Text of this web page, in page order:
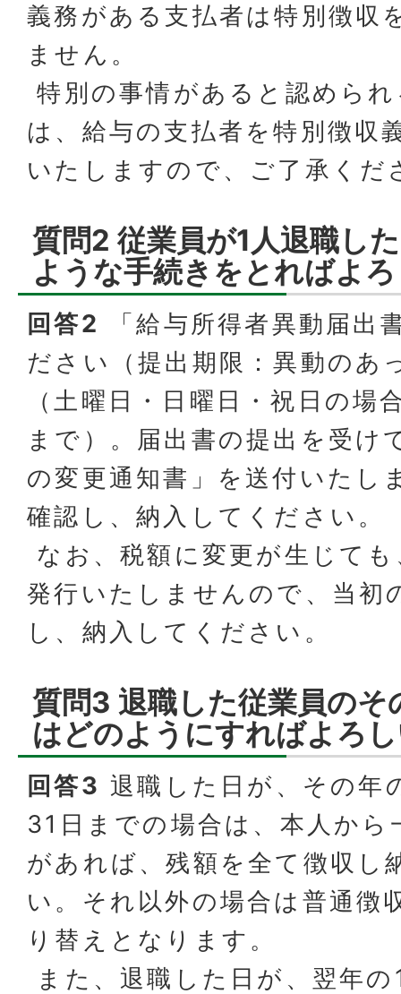
義務がある支払者は特別徴収
ません。
特別の事情があると認めら
は、給与の支払者を特別徴収
いたしますので、ご了承くだ
質問2 従業員が1人退職し
ような手続きをとればよ
回答2
「給与所得者異動届出
ださい（提出期限：異動のあ
（土曜日・日曜日・祝日の場
まで）。届出書の提出を受け
の変更通知書」を送付いたし
確認し、納入してください。
なお、税額に変更が生じて
発行いたしませんので、当初
し、納入してください。
質問3 退職した従業員のそ
はどのようにすればよろ
回答3 退職した日が、その年
31日までの場合は、本人から
があれば、残額を全て徴収し
い。それ以外の場合は普通徴
り替えとなります。
また、退職した日が、翌年